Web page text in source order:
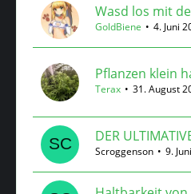
Wasd los mit
GoldBiene 4. Juni
Pflanzen klein
Terax 31. August
DER
Scroggenson 9.